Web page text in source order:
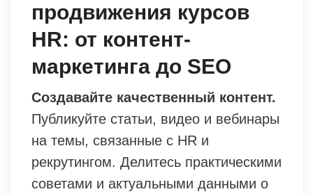
продвижения курсов
HR: от контент-
маркетинга до SEO
Создавайте качественный контент.
Публикуйте статьи, видео и вебинары
на темы, связанные с HR и
рекрутингом. Делитесь практическими
советами и актуальными данными о